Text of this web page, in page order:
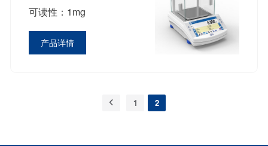
可读性：1mg
产品详情
1 2